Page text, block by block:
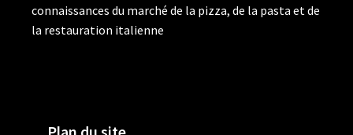
connaissances du marché de la pizza, de la pasta et de
la restauration italienne